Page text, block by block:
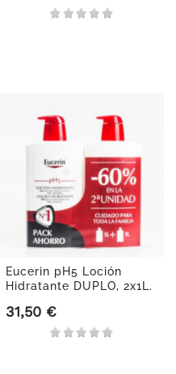
Eucerin pH5 Loción
Hidratante DUPLO, 2x1L.
Precio
31,50 €